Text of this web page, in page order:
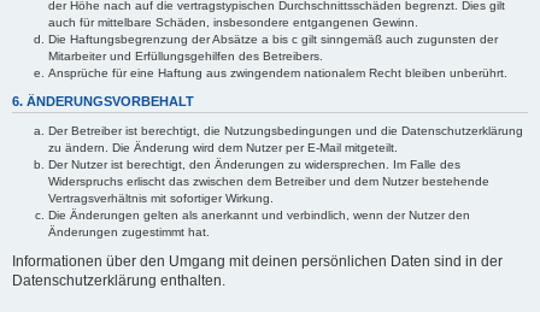
der Höhe nach auf die vertragstypischen Durchschnittsschäden begrenzt. Dies gilt
auch für mittelbare Schäden, insbesondere entgangenen Gewinn.
Die Haftungsbegrenzung der Absätze a bis c gilt sinngemäß auch zugunsten der
Mitarbeiter und Erfüllungsgehilfen des Betreibers.
Ansprüche für eine Haftung aus zwingendem nationalem Recht bleiben unberührt.
6. ÄNDERUNGSVORBEHALT
Der Betreiber ist berechtigt, die Nutzungsbedingungen und die Datenschutzerklärung
zu ändern. Die Änderung wird dem Nutzer per E-Mail mitgeteilt.
Der Nutzer ist berechtigt, den Änderungen zu widersprechen. Im Falle des
Widerspruchs erlischt das zwischen dem Betreiber und dem Nutzer bestehende
Vertragsverhältnis mit sofortiger Wirkung.
Die Änderungen gelten als anerkannt und verbindlich, wenn der Nutzer den
Änderungen zugestimmt hat.
Informationen über den Umgang mit deinen persönlichen Daten sind in der
Datenschutzerklärung enthalten.